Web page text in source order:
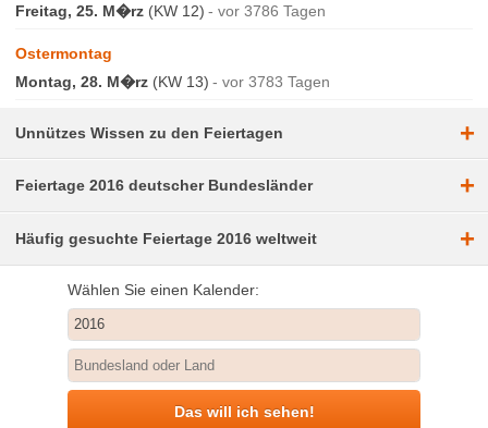
Freitag, 25. M�rz (KW 12) vor 3786 Tagen
Ostermontag
Montag, 28. M�rz (KW 13) vor 3783 Tagen
Unnützes Wissen zu den Feiertagen +
Feiertage 2016 deutscher Bundesländer +
Häufig gesuchte Feiertage 2016 weltweit +
Wählen Sie einen Kalender:
Das will ich sehen!